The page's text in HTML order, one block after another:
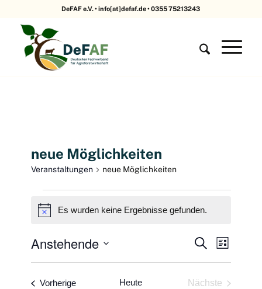
DeFAF e.V. • info[at]defaf.de • 0355 75213243
neue Möglichkeiten
Veranstaltungen neue Möglichkeiten
Veranstaltungen
HinweisEs wurden keine Ergebnisse gefunden.
Suche
und
Suche
Liste
Anstehende
VorherigeVeranstaltungen
Heute
Nächste